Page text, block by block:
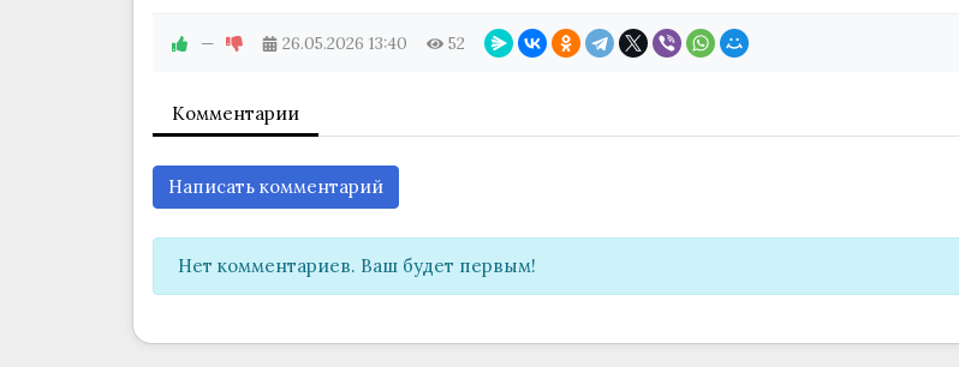
— 26.05.2026 13:40 52
Комментарии
Написать комментарий
Нет комментариев. Ваш будет первым!